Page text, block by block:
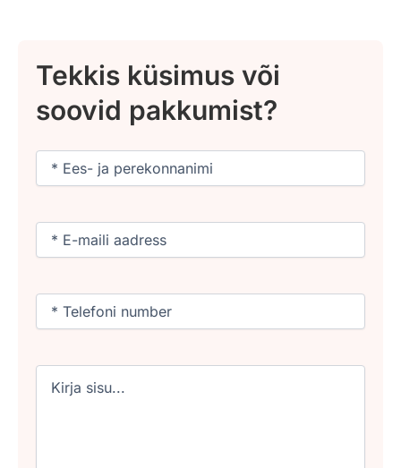
Tekkis küsimus või
soovid pakkumist?
Nimi
Email
Phone
Untitled